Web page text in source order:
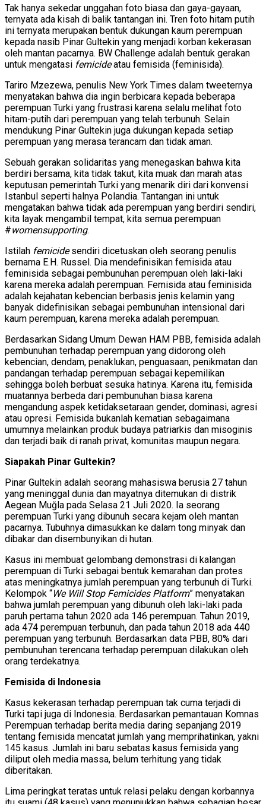
Tak hanya sekedar unggahan foto biasa dan gaya-gayaan,
ternyata ada kisah di balik tantangan ini. Tren foto hitam putih
ini ternyata merupakan bentuk dukungan kaum perempuan
kepada nasib Pinar Gultekin yang menjadi korban kekerasan
oleh mantan pacarnya. BW Challenge adalah bentuk gerakan
untuk mengatasi femicideatau femisida (feminisida).
Tariro Mzezewa, penulis New York Times dalam tweeternya
menyatakan bahwa dia ingin berbicara kepada beberapa
perempuan Turki yang frustrasi karena selalu melihat foto
hitam-putih dari perempuan yang telah terbunuh. Selain
mendukung Pinar Gultekin juga dukungan kepada setiap
perempuan yang merasa terancam dan tidak aman.
Sebuah gerakan solidaritas yang menegaskan bahwa kita
berdiri bersama, kita tidak takut, kita muak dan marah atas
keputusan pemerintah Turki yang menarik diri dari konvensi
Istanbul seperti halnya Polandia. Tantangan ini untuk
mengatakan bahwa tidak ada perempuan yang berdiri sendiri,
kita layak mengambil tempat, kita semua perempuan
#womensupporting.
Istilah femicidesendiri dicetuskan oleh seorang penulis
bernama E.H. Russel. Dia mendefinisikan femisida atau
feminisida sebagai pembunuhan perempuan oleh laki-laki
karena mereka adalah perempuan. Femisida atau feminisida
adalah kejahatan kebencian berbasis jenis kelamin yang
banyak didefinisikan sebagai pembunuhan intensional dari
kaum perempuan, karena mereka adalah perempuan.
Berdasarkan Sidang Umum Dewan HAM PBB, femisida adalah
pembunuhan terhadap perempuan yang didorong oleh
kebencian, dendam, penaklukan, penguasaan, penikmatan dan
pandangan terhadap perempuan sebagai kepemilikan
sehingga boleh berbuat sesuka hatinya. Karena itu, femisida
muatannya berbeda dari pembunuhan biasa karena
mengandung aspek ketidaksetaraan gender, dominasi, agresi
atau opresi. Femisida bukanlah kematian sebagaimana
umumnya melainkan produk budaya patriarkis dan misoginis
dan terjadi baik di ranah privat, komunitas maupun negara.
Siapakah Pinar Gultekin?
Pinar Gultekin adalah seorang mahasiswa berusia 27 tahun
yang meninggal dunia dan mayatnya ditemukan di distrik
Aegean Muğla pada Selasa 21 Juli 2020. Ia seorang
perempuan Turki yang dibunuh secara kejam oleh mantan
pacarnya. Tubuhnya dimasukkan ke dalam tong minyak dan
dibakar dan disembunyikan di hutan.
Kasus ini membuat gelombang demonstrasi di kalangan
perempuan di Turki sebagai bentuk kemarahan dan protes
atas meningkatnya jumlah perempuan yang terbunuh di Turki.
Kelompok “We Will Stop Femicides Platform” menyatakan
bahwa jumlah perempuan yang dibunuh oleh laki-laki pada
paruh pertama tahun 2020 ada 146 perempuan. Tahun 2019,
ada 474 perempuan terbunuh, dan pada tahun 2018 ada 440
perempuan yang terbunuh. Berdasarkan data PBB, 80% dari
pembunuhan terencana terhadap perempuan dilakukan oleh
orang terdekatnya.
Femisida di Indonesia
Kasus kekerasan terhadap perempuan tak cuma terjadi di
Turki tapi juga di Indonesia. Berdasarkan pemantauan Komnas
Perempuan terhadap berita media daring sepanjang 2019
tentang femisida mencatat jumlah yang memprihatinkan, yakni
145 kasus. Jumlah ini baru sebatas kasus femisida yang
diliput oleh media massa, belum terhitung yang tidak
diberitakan.
Lima peringkat teratas untuk relasi pelaku dengan korbannya